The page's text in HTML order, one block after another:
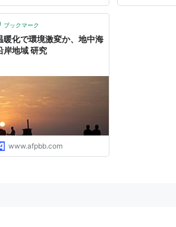
ブックマーク
暖化で環境激変か、地中海
岸地域 研究
www.afpbb.com